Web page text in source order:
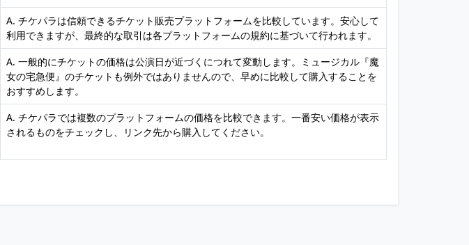
A. チケパラは信頼できるチケット販売プラットフォームを比較しています。安心して
利用できますが、最終的な取引は各プラットフォームの規約に基づいて行われます。
A. 一般的にチケットの価格は公演日が近づくにつれて変動します。ミュージカル『魔
女の宅急便』のチケットも例外ではありませんので、早めに比較して購入することを
おすすめします。
A. チケパラでは複数のプラットフォームの価格を比較できます。一番安い価格が表示
されるものをチェックし、リンク先から購入してください。